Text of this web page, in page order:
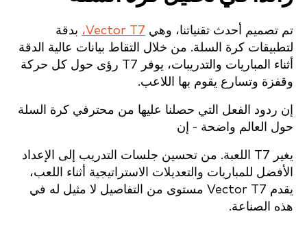
تم تصميم أحدث تقنياتنا، وهي Vector T7،
بدقة
لتطبيقات كرة السلة. من خلال التقاط بيانات عالية الدقة
أثناء المباريات والتدريبات، يوفر T7 رؤى حول كل حركة
وقفزة وتسارع يقوم بها اللاعب.
إن ردود الفعل التي حصلنا عليها من محترفي كرة السلة
حول العالم واضحة - إن
يغير T7 اللعبة. من تحسين جلسات التدريب إلى الإعداد
الأفضل للمباريات والتعديلات الاستراتيجية أثناء اللعب،
يقدم Vector T7 مستوى من التفاصيل لا مثيل له في
هذه الصناعة.